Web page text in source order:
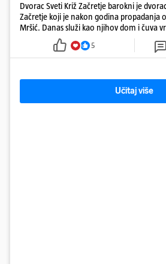
Dvorac Sveti Križ Začretje barokni je
Začretje koji je nakon godina propadanja
Mršić. Danas služi kao njihov dom i čuva
davno zaboravljenog vremena
5
Učitaj više